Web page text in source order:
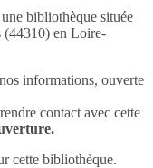
bibliothèque située
(44310) en Loire-
informations, ouverte
contact avec cette
cette bibliothèque.